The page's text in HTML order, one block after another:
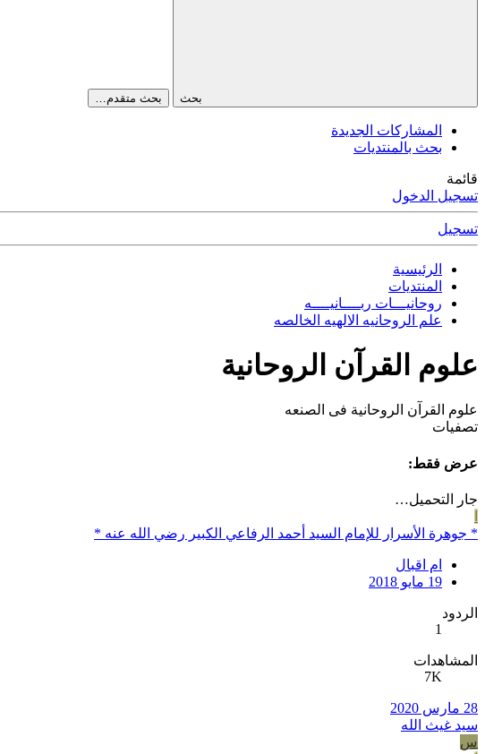
بحث بحث متقدم…
المشاركات الجديدة
بحث بالمنتديات
قائمة
تسجيل الدخول
تسجيل
الرئيسية
المنتديات
روحانيـــات ربــــانيــــه
علم الروحانيه الالهيه الخالصه
علوم القرآن الروحانية
علوم القرآن الروحانية فى الصنعه
تصفيات
عرض فقط:
جار التحميل…
* جوهرة الأسرار للإمام السيد أحمد الرفاعي الكبير رضي الله عنه *
ام اقبال
19 مايو 2018
الردود
1
المشاهدات
7K
28 مارس 2020
سيد غيث الله
س